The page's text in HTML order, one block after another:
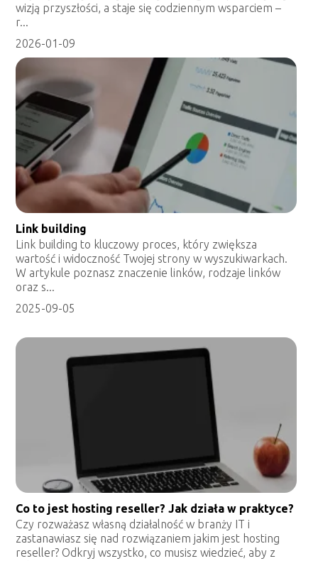
wizją przyszłości, a staje się codziennym wsparciem –
r...
2026-01-09
Link building
Link building to kluczowy proces, który zwiększa
wartość i widoczność Twojej strony w wyszukiwarkach.
W artykule poznasz znaczenie linków, rodzaje linków
oraz s...
2025-09-05
Co to jest hosting reseller? Jak działa w praktyce?
Czy rozważasz własną działalność w branży IT i
zastanawiasz się nad rozwiązaniem jakim jest hosting
reseller? Odkryj wszystko, co musisz wiedzieć, aby z